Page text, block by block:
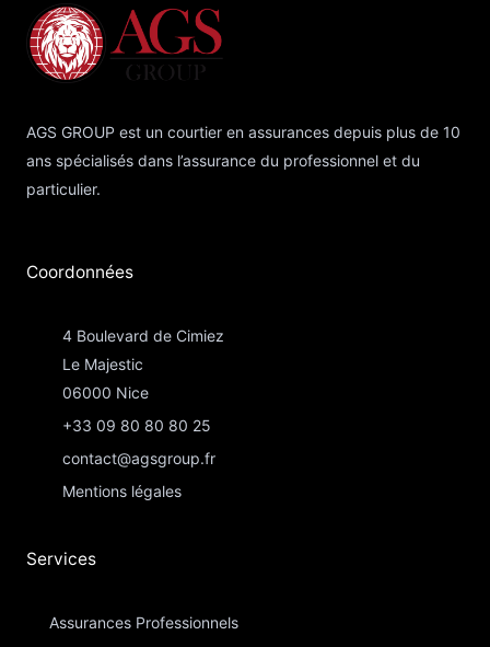
AGS GROUP est un courtier en assurances depuis plus de 10
ans spécialisés dans l’assurance du professionnel et du
particulier.
Coordonnées​
4 Boulevard de Cimiez
Le Majestic
06000 Nice
+33 09 80 80 80 25
contact@agsgroup.fr
Mentions légales
Services
Assurances Professionnels